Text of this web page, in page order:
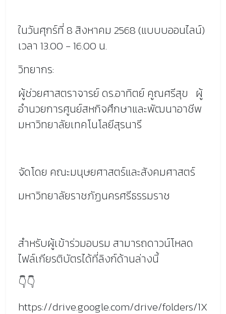
ในวันศุกร์ที่8สิงหาคม 2568 (แบบบออนไลน์)
เวลา 13.00 - 16.00 น.
วิทยากร:
ผู้ช่วยศาสตราจารย์ ดร.อาทิตย์ คูณศรีสุข ผู้
อำนวยการศูนย์สหกิจศึกษาและพัฒนาอาชีพ
มหาวิทยาลัยเทคโนโลยีสุรนารี
จัดโดย คณะมนุษยศาสตร์และสังคมศาสตร์
มหาวิทยาลัยราชภัฏนครศรีธรรมราช
สำหรับผู้เข้าร่วมอบรม สามารถดาวน์โหลด
ไฟล์เกียรติบัตรได้ที่ลิงก์ด้านล่างนี้
👇👇
https://drive.google.com/drive/folders/1X